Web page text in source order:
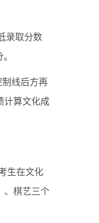
录取分数
线后方再
计算文化成
生在文化
、棋艺三个